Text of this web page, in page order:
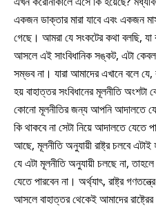
একজন ডাক্তার মারা যাবে এবং একজন
গেছে। আমরা যে সংকটের কথা বলছি,
আসলে এই সাংবিধানিক সঙ্কট, এটা কেবল
সম্ভব না। যারা আমাদের এখানে বলে যে,
হয় বাহাত্তর সংবিধানের মূলনীতি
কোনো মূলনীতির জন্য আপনি আদালতে
কি থাকবে না সেটা নিয়ে আদালতে যেতে
আছে, মূলনীতি অনুযায়ী রাষ্ট্র চলবে
যে এটা মূলনীতি অনুযায়ী চলছে না,
যেতে পারবেন না। অর্থ্যাৎ, রাষ্ট্র
আসলে বাহাত্তর থেকেই আমাদের